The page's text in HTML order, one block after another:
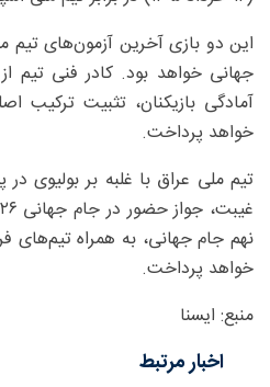
این دو بازی آخرین آزمون‌های تیم
جهانی خواهد بود. کادر فنی تیم
آمادگی بازیکنان، تثبیت ترکیب
خواهد پرداخت.
نهم جام جهانی، به همراه تیم‌های
خواهد پرداخت.
منبع: ایسنا
اخبار مرتبط